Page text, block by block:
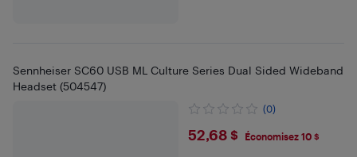
Sennheiser SC60 USB ML Culture Series Dual Sided Wideband
Headset (504547)
(0)
$52.68
52,68 $ Économisez 10 $